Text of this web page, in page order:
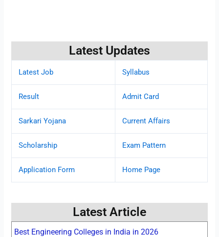
Latest Updates
Latest Job Syllabus
Result Admit Card
Sarkari Yojana Current Affairs
Scholarship Exam Pattern
Application Form Home Page
Latest Article
Best Engineering Colleges in India in 2026